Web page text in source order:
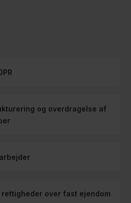
og overdragelse af
over fast ejendom